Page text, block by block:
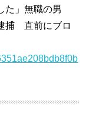
た」無職の男
捕 直前にブロ